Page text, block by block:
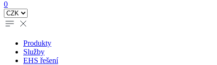
0
Produkty
Služby
EHS řešení